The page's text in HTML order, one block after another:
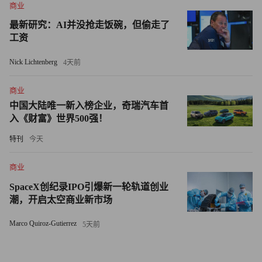
6,000万美元。
冰岛智库Alda在今年6月发表的一份报告显示，冰岛在每周
四天工作制方面比其他任何地方都更有经验，并且大多数工
动人口参与的试验发现，缩短工作时间后员工的幸福感增
加，倦怠感减少，而生产力提升或保持不变。想要说服你的
老板实行每周四天工作制？那么这些信息应该会对你有所帮
助。
译者：郑立飞
商业
最新研究：AI并没抢走饭碗，但偷走了
工资
Nick Lichtenberg 4天前
商业
中国大陆唯一新入榜企业，奇瑞汽车首
入《财富》世界500强！
特刊 今天
商业
SpaceX创纪录IPO引爆新一轮轨道创业
潮，开启太空商业新市场
Marco Quiroz-Gutierrez 5天前